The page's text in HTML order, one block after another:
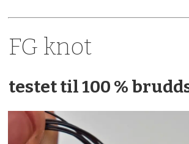
FG knot
testet til 100 %